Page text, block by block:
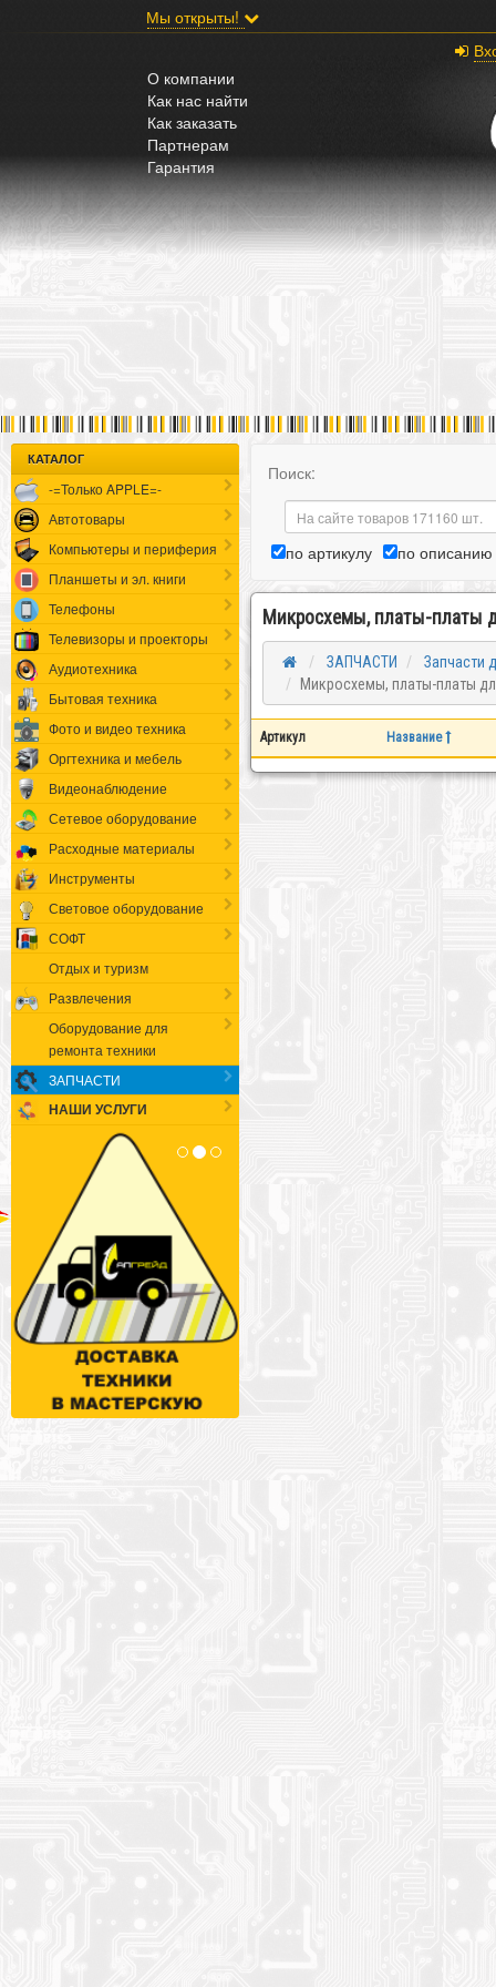
Мы открыты!
О компании
Как нас найти
Как заказать
Партнерам
Гарантия
КАТАЛОГ
-=Только APPLE=-
Автотовары
Компьютеры и периферия
Планшеты и эл. книги
Телефоны
Телевизоры и проекторы
Аудиотехника
Бытовая техника
Фото и видео техника
Оргтехника и мебель
Видеонаблюдение
Сетевое оборудование
Расходные материалы
Инструменты
Световое оборудование
СОФТ
Отдых и туризм
Развлечения
Оборудование для
ремонта техники
ЗАПЧАСТИ
НАШИ УСЛУГИ
Поиск:
по артикулу по описанию
Микросхемы, платы-платы
ЗАПЧАСТИ
Запчасти
Микросхемы, платы-платы
Артикул Название